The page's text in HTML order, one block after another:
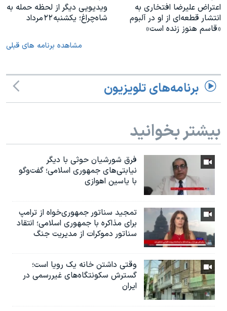
اعتراض علیرضا افتخاری به
انتشار قطعه‌ای از او در آلبوم
«قاسم هنوز زنده است»
ویدیویی دیگر از لحظه حمله به
شاه‌چراغ؛ یکشنبه ۲۲ مرداد
مشاهده برنامه های قبلی
برنامه‌های تلویزیون
بیشتر بخوانید
فرق شورشیان حوثی با دیگر
نیابتی‌های جمهوری اسلامی؛ گفت‌وگو
با یاسین اهوازی
تمجید سناتور جمهوری‌خواه از ترامپ
برای مذاکره با جمهوری اسلامی؛ انتقاد
سناتور دموکرات از مدیریت جنگ
وقتی داشتن خانه یک رویا است؛
گسترش سکونتگاه‌های غیررسمی در
ایران